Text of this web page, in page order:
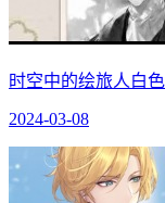
时空中的绘旅人白
2024-03-08